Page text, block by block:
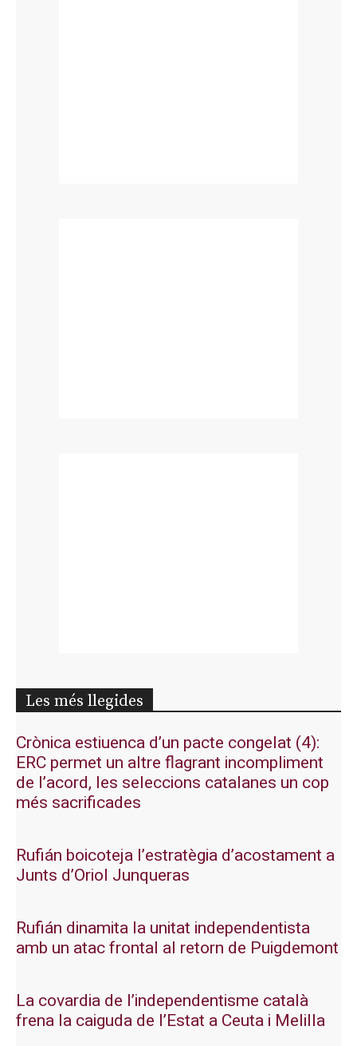
Les més llegides
Crònica estiuenca d’un pacte congelat (4):
ERC permet un altre flagrant incompliment
de l’acord, les seleccions catalanes un cop
més sacrificades
Rufián boicoteja l’estratègia d’acostament a
Junts d’Oriol Junqueras
Rufián dinamita la unitat independentista
amb un atac frontal al retorn de Puigdemont
La covardia de l’independentisme català
frena la caiguda de l’Estat a Ceuta i Melilla